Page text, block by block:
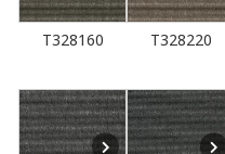
T328160 T328220